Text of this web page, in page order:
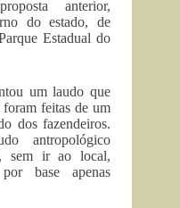
anterior,
do estado, de
Estadual do
um laudo que
feitas de um
dos fazendeiros.
antropológico
sem ir ao local,
base apenas